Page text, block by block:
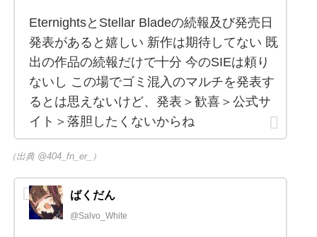
EternightsとStellar Bladeの続報及び発売日
発表があると嬉しい 新作は期待してない 既
出の作品の続報だけで十分 今のSIEは頼り
ないし この場でゴミ混入のマルチを発表す
るとは思えないけど、発表＞歓喜＞公式サ
イト＞落胆したくないからね
（出典 @404_fn_er_）
ばくだん
@Salvo_White